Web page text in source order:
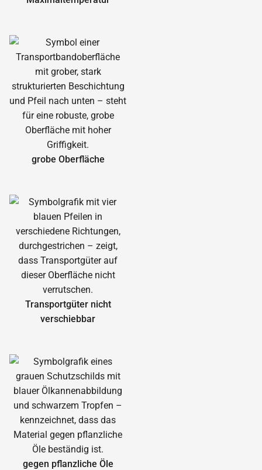
grobe Oberfläche
Transportgüter nicht
verschiebbar
gegen pflanzliche Öle